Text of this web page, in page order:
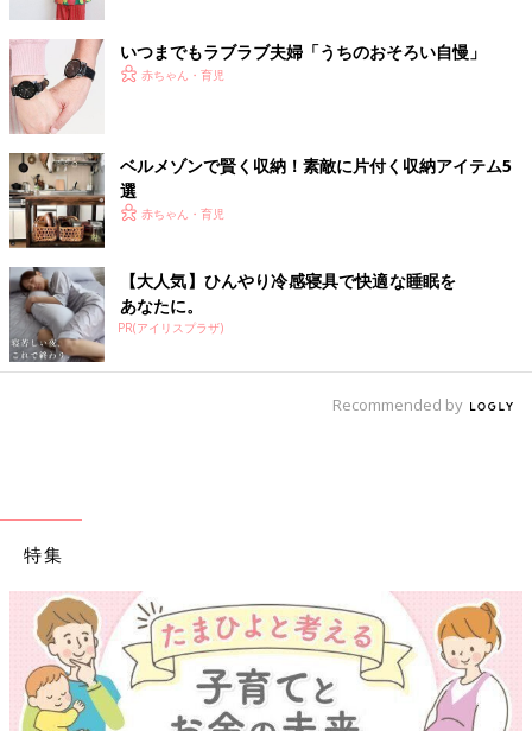
いつまでもラブラブ夫婦「うちのおそろい自慢」
赤ちゃん・育児
ベルメゾンで賢く収納！素敵に片付く収納アイテム5
選
赤ちゃん・育児
【大人気】ひんやり冷感寝具で快適な睡眠を
あなたに。
PR(アイリスプラザ)
Recommended by
特集
【ワクチン接種できるものも】妊婦の感染症対策、知っておいて！